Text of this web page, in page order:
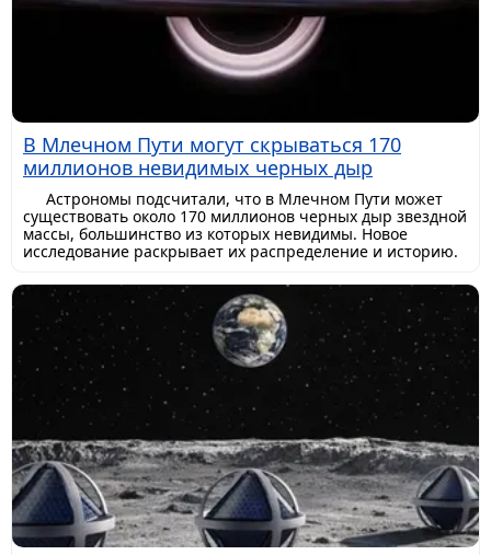
В Млечном Пути могут скрываться 170
миллионов невидимых черных дыр
Астрономы подсчитали, что в Млечном Пути может
существовать около 170 миллионов черных дыр звездной
массы, большинство из которых невидимы. Новое
исследование раскрывает их распределение и историю.